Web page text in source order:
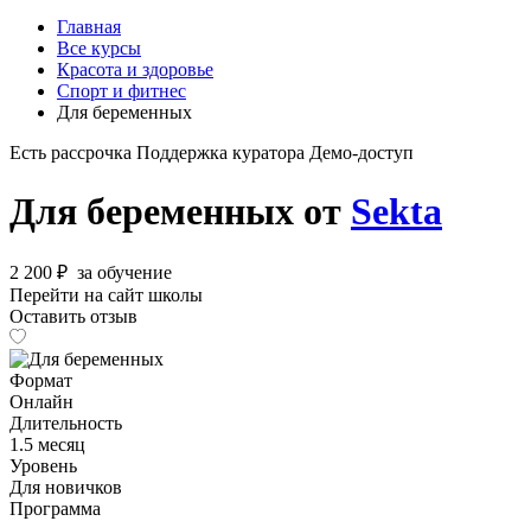
Главная
Все курсы
Красота и здоровье
Спорт и фитнес
Для беременных
Есть рассрочка Поддержка куратора Демо-доступ
Для беременных от Sekta
2 200 ₽ за обучение
Перейти на сайт школы
Оставить отзыв
Формат
Онлайн
Длительность
1.5 месяц
Уровень
Для новичков
Программа